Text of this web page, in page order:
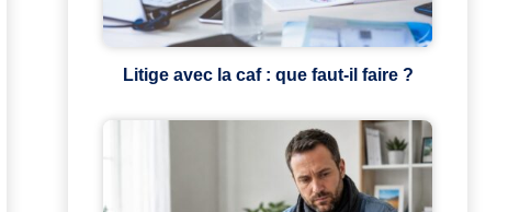
Litige avec la caf : que faut-il faire ?